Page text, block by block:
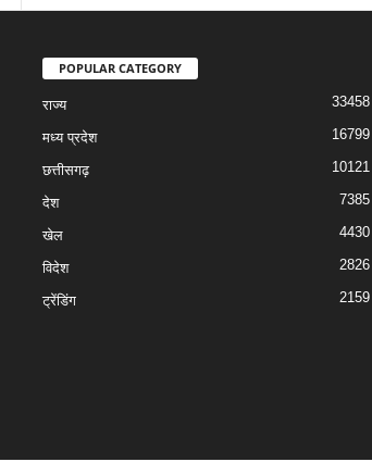
POPULAR CATEGORY
राज्य 33458
मध्य प्रदेश 16799
छत्तीसगढ़ 10121
देश 7385
खेल 4430
विदेश 2826
ट्रेंडिंग 2159